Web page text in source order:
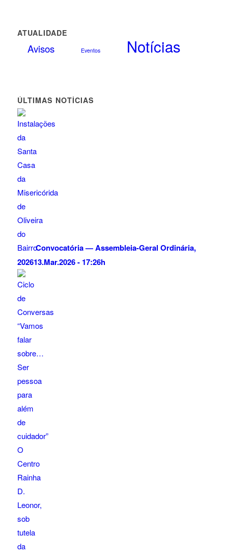
ATUALIDADE
Avisos Eventos Notícias
ÚLTIMAS NOTÍCIAS
Convocatória — Assembleia-Geral Ordinária,
202613.Mar.2026 - 17:26h